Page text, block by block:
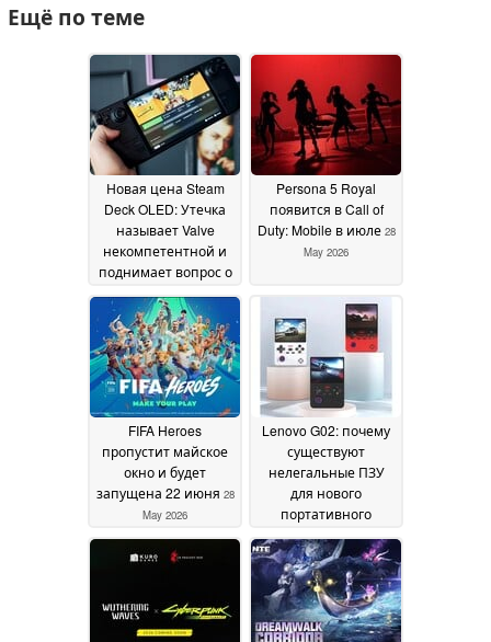
Ещё по теме
Новая цена Steam
Deck OLED: Утечка
называет Valve
некомпетентной и
поднимает вопрос о
цене Steam Machine
29 May 2026
Persona 5 Royal
появится в Call of
Duty: Mobile в июле 28
May 2026
FIFA Heroes
пропустит майское
окно и будет
запущена 22 июня 28
May 2026
Lenovo G02: почему
существуют
нелегальные ПЗУ
для нового
портативного
компьютера в стиле
Game Boy28 May 2026